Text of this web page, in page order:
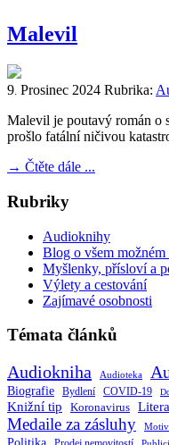
Malevil
9. Prosinec 2024 Rubrika:
Malevil je poutavý román o
prošlo fatální ničivou
→ Čtěte dále ...
Rubriky
Audioknihy
Blog o všem možném
Myšlenky, přísloví a
Výlety a cestování
Zajímavé osobnosti
Témata článků
Audiokniha Audioteka
Biografie Bydlení COVID-19
Knižní tip Koronavirus
Medaile za zásluhy